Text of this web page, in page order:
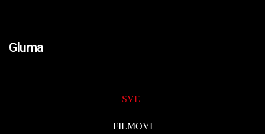
Gluma
SVE
FILMOVI